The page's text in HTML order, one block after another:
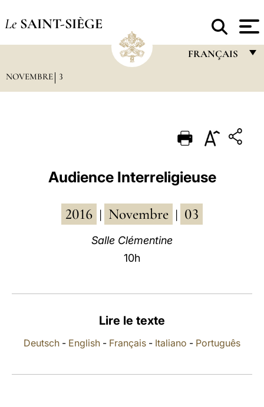
Le SAINT-SIÈGE
FRANÇAIS
PORTUGUÊS
POLSKI
NOVEMBRE 3
Audience Interreligieuse
2016 Novembre 03
Salle Clémentine
10h
Lire le texte
Deutsch - English - Français - Italiano - Português